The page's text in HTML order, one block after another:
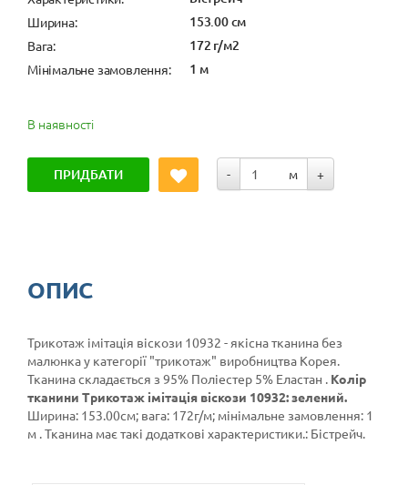
Ширина: 153.00 см
Вага: 172 г/м2
Мінімальне замовлення: 1 м
В наявності
ПРИДБАТИ - м +
ОПИС
Трикотаж імітація віскози 10932 - якісна тканина без
малюнка у категорії "трикотаж" виробництва Корея.
Тканина складається з 95% Поліестер 5% Еластан . Колір
тканини Трикотаж імітація віскози 10932: зелений.
Ширина: 153.00см; вага: 172г/м; мінімальне замовлення: 1
м . Тканина має такі додаткові характеристики.: Бістрейч.